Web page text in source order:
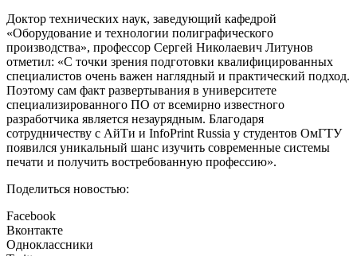
Доктор технических наук, заведующий кафедрой
«Оборудование и технологии полиграфического
производства», профессор Сергей Николаевич Литунов
отметил: «С точки зрения подготовки квалифицированных
специалистов очень важен наглядный и практический подход.
Поэтому сам факт развертывания в университете
специализированного ПО от всемирно известного
разработчика является незаурядным. Благодаря
сотрудничеству с АйТи и InfoPrint Russia у студентов ОмГТУ
появился уникальный шанс изучить современные системы
печати и получить востребованную профессию».
Поделиться новостью:
Facebook
Вконтакте
Одноклассники